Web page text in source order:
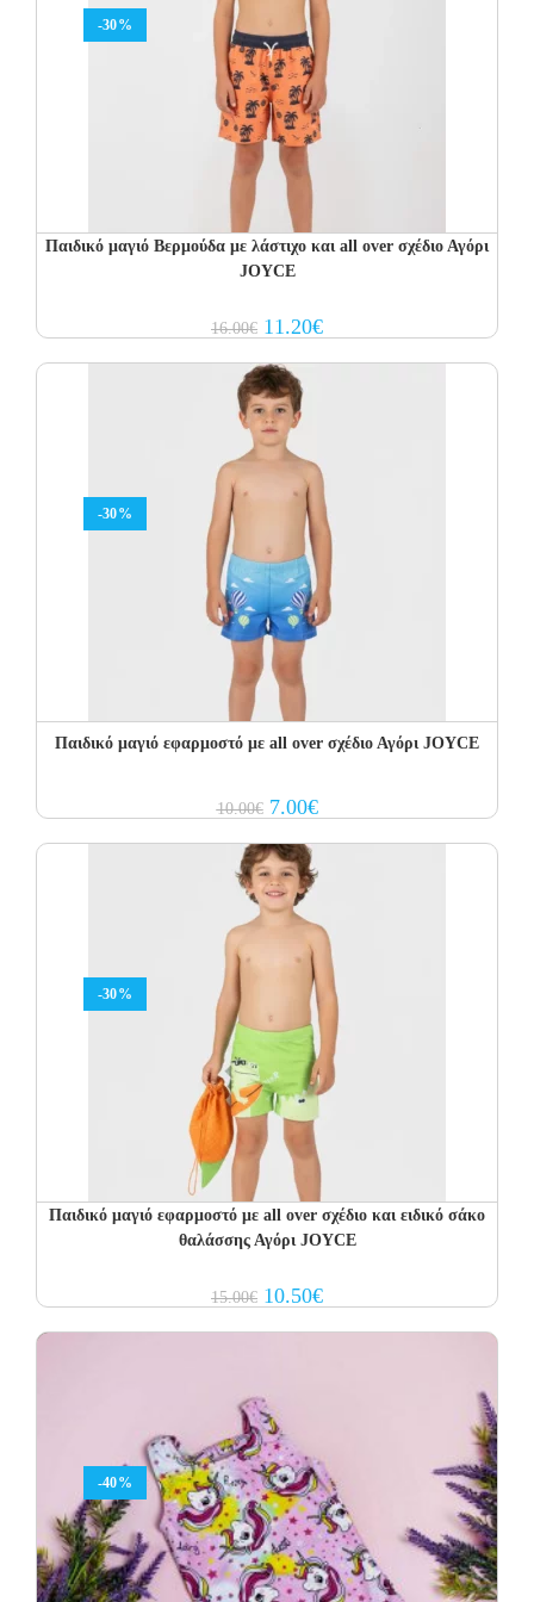
-30%
Παιδικό μαγιό Βερμούδα με λάστιχο και all over σχέδιο Αγόρι
JOYCE
16.00€ Original
price
16.00€.
11.20€Current
price
-30%
Παιδικό μαγιό εφαρμοστό με all over σχέδιο Αγόρι JOYCE
10.00€ Original
price
10.00€.
7.00€Current
price
-30%
Παιδικό μαγιό εφαρμοστό με all over σχέδιο και ειδικό σάκο
θαλάσσης Αγόρι JOYCE
15.00€ Original
price
10.50€Current
price
-40%